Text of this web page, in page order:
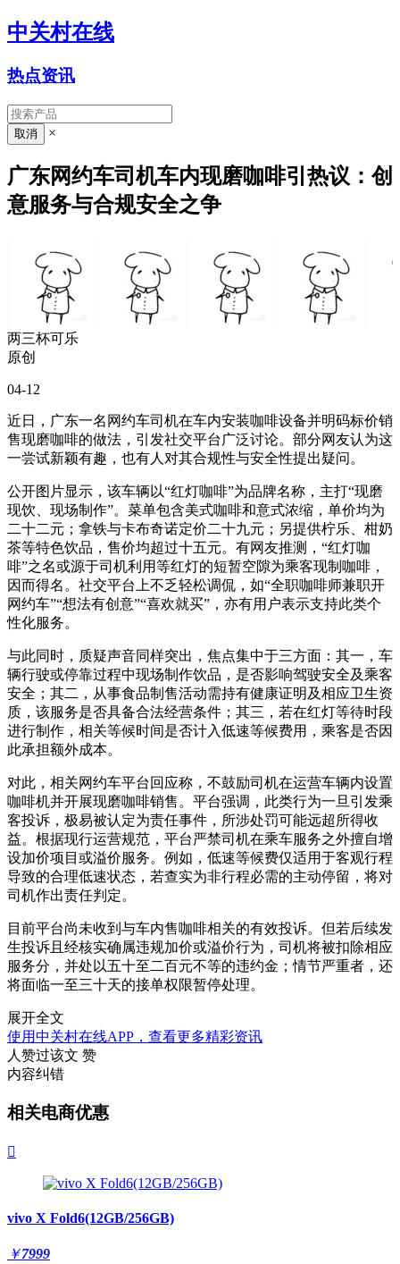
中关村在线
热点资讯
×
广东网约车司机车内现磨咖啡引热议：创
意服务与合规安全之争
两三杯可乐
原创
04-12
近日，广东一名网约车司机在车内安装咖啡设备并明码标价销
售现磨咖啡的做法，引发社交平台广泛讨论。部分网友认为这
一尝试新颖有趣，也有人对其合规性与安全性提出疑问。
公开图片显示，该车辆以“红灯咖啡”为品牌名称，主打“现磨
现饮、现场制作”。菜单包含美式咖啡和意式浓缩，单价均为
二十二元；拿铁与卡布奇诺定价二十九元；另提供柠乐、柑奶
茶等特色饮品，售价均超过十五元。有网友推测，“红灯咖
啡”之名或源于司机利用等红灯的短暂空隙为乘客现制咖啡，
因而得名。社交平台上不乏轻松调侃，如“全职咖啡师兼职开
网约车”“想法有创意”“喜欢就买”，亦有用户表示支持此类个
性化服务。
与此同时，质疑声音同样突出，焦点集中于三方面：其一，车
辆行驶或停靠过程中现场制作饮品，是否影响驾驶安全及乘客
安全；其二，从事食品制售活动需持有健康证明及相应卫生资
质，该服务是否具备合法经营条件；其三，若在红灯等待时段
进行制作，相关等候时间是否计入低速等候费用，乘客是否因
此承担额外成本。
对此，相关网约车平台回应称，不鼓励司机在运营车辆内设置
咖啡机并开展现磨咖啡销售。平台强调，此类行为一旦引发乘
客投诉，极易被认定为责任事件，所涉处罚可能远超所得收
益。根据现行运营规范，平台严禁司机在乘车服务之外擅自增
设加价项目或溢价服务。例如，低速等候费仅适用于客观行程
导致的合理低速状态，若查实为非行程必需的主动停留，将对
司机作出责任判定。
目前平台尚未收到与车内售咖啡相关的有效投诉。但若后续发
生投诉且经核实确属违规加价或溢价行为，司机将被扣除相应
服务分，并处以五十至二百元不等的违约金；情节严重者，还
将面临一至三十天的接单权限暂停处理。
展开全文
使用中关村在线APP，查看更多精彩资讯
人赞过该文 赞
内容纠错
相关电商优惠

vivo X Fold6(12GB/256GB)
￥7999